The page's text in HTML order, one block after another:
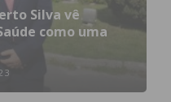
Silva vê
como uma